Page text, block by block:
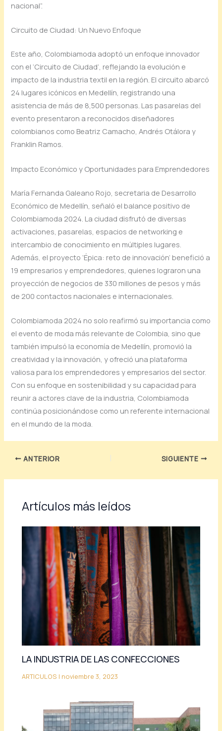
nacional”.
Circuito de Ciudad: Un Nuevo Enfoque
Este año, Colombiamoda adoptó un enfoque innovador
con el ‘Circuito de Ciudad’, reflejando la evolución e
impacto de la industria textil en la región. El circuito abarcó
24 lugares icónicos en Medellín, registrando una
asistencia de más de 8,500 personas. Las pasarelas del
evento presentaron a reconocidos diseñadores
colombianos como Beatriz Camacho, Andrés Otálora y
Franklin Ramos.
Impacto Económico y Oportunidades para Emprendedores
María Fernanda Galeano Rojo, secretaria de Desarrollo
Económico de Medellín, señaló el balance positivo de
Colombiamoda 2024. La ciudad disfrutó de diversas
activaciones, pasarelas, espacios de networking e
intercambio de conocimiento en múltiples lugares.
Además, el proyecto ‘Épica: reto de innovación’ benefició a
19 empresarios y emprendedores, quienes lograron una
proyección de negocios de 330 millones de pesos y más
de 200 contactos nacionales e internacionales.
Colombiamoda 2024 no solo reafirmó su importancia como
el evento de moda más relevante de Colombia, sino que
también impulsó la economía de Medellín, promovió la
creatividad y la innovación, y ofreció una plataforma
valiosa para los emprendedores y empresarios del sector.
Con su enfoque en sostenibilidad y su capacidad para
reunir a actores clave de la industria, Colombiamoda
continúa posicionándose como un referente internacional
en el mundo de la moda.
ANTERIOR SIGUIENTE
Artículos más leídos
LA INDUSTRIA DE LAS CONFECCIONES
ARTICULOS | noviembre 3, 2023